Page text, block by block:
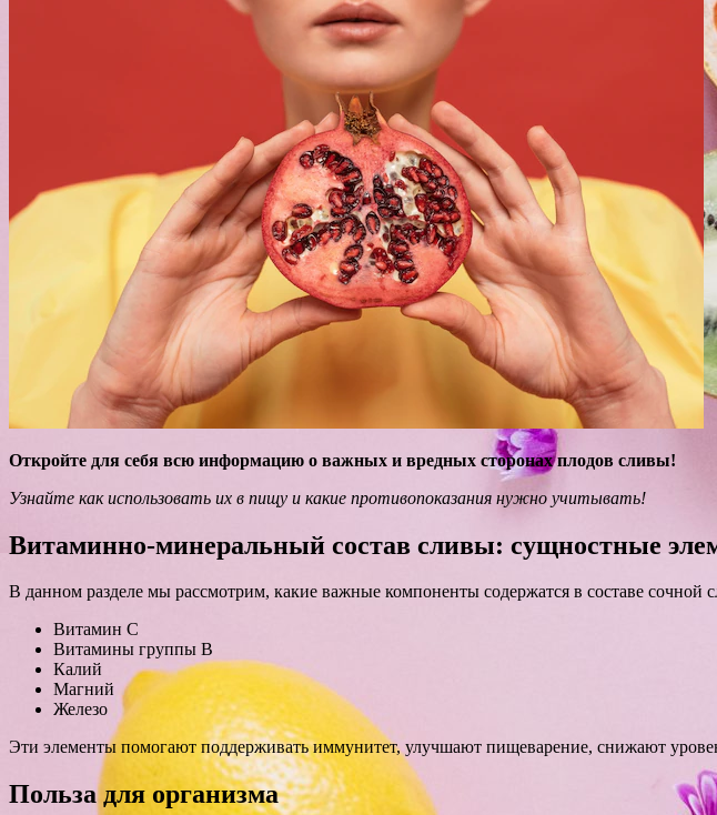
Откройте для себя всю информацию о важных и вредных сторонах плодов сливы!
Узнайте как использовать их в пищу и какие противопоказания нужно учитывать!
Витаминно-минеральный состав сливы: сущностные
В данном разделе мы рассмотрим, какие важные компоненты содержатся в составе
Витамин С
Витамины группы В
Калий
Магний
Железо
Эти элементы помогают поддерживать иммунитет, улучшают пищеварение, снижают
Польза для организма